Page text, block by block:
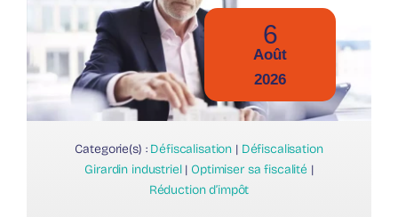
6
Août
2026
Categorie(s) : Défiscalisation | Défiscalisation
Girardin industriel| Optimiser sa fiscalité |
Réduction d’impôt